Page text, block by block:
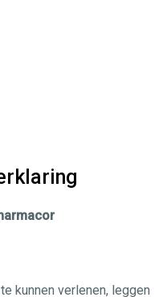
kunnen verlenen, leggen